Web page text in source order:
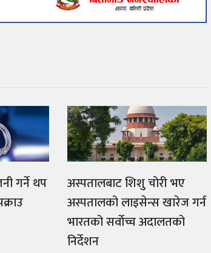
गर्ने थप
अस्पतालबाट शिशु चोरी भए
अस्पतालको लाइसेन्स खारेज गर्न
भारतको सर्वाेच्च अदालतको
निर्देशन